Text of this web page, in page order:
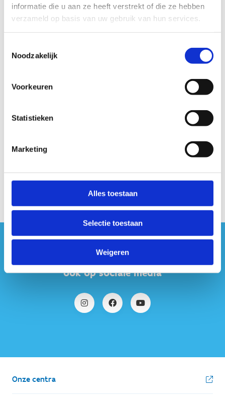
informatie die u aan ze heeft verstrekt of die ze hebben
verzameld op basis van uw gebruik van hun services.
Noodzakelijk
Voorkeuren
Statistieken
Marketing
Alles toestaan
Selectie toestaan
Weigeren
Ben je op zoek naar de ideale locatie om een
opleiding te organiseren of een vergadering te
we op de eerste verdieping een speciale ruimte
beschikbaar.
Ons zaaltje biedt plaats aan 14 personen en is
ingericht in een U-vormopstelling voor optimale
een projectiemuur, een beamer, een whiteboard met
#sportersbelevenmeer
ook op sociale media
Onze centra